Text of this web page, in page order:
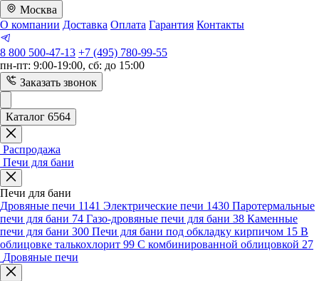
Москва
О компании Доставка Оплата Гарантия Контакты
8 800 500-47-13 +7 (495) 780-99-55
пн-пт: 9:00-19:00, сб: до 15:00
Заказать звонок
Каталог 6564
Распродажа
Печи для бани
Печи для бани
Дровяные печи 1141 Электрические печи 1430 Паротермальные
печи для бани 74 Газо-дровяные печи для бани 38 Каменные
печи для бани 300 Печи для бани под обкладку кирпичом 15 В
облицовке талькохлорит 99 С комбинированной облицовкой 27
Дровяные печи